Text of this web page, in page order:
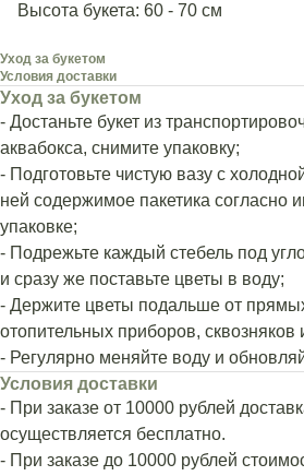
Высота букета: 60 - 70 см
Уход за букетом
Условия доставки
Уход за букетом
- Достаньте букет из
аквабокса, снимите упаковку;
- Подготовьте чистую вазу с
ней содержимое пакетика согласно
упаковке;
- Подрежьте каждый стебель под
и сразу же поставьте цветы в воду;
- Держите цветы подальше от
отопительных приборов, сквозняков
- Регулярно меняйте воду и
Условия доставки
- При заказе от 10000 рублей
осуществляется бесплатно.
- При заказе до 10000 рублей